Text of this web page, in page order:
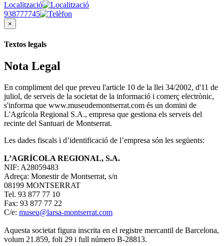
Localització
938777745
×
Textos legals
Nota Legal
En compliment del que preveu l'article 10 de la llei 34/2002, d'11 de
juliol, de serveis de la societat de la informació i comerç electrònic,
s'informa que www.museudemontserrat.com és un domini de
L'Agrícola Regional S.A., empresa que gestiona els serveis del
recinte del Santuari de Montserrat.
Les dades fiscals i d’identificació de l’empresa són les següents:
L’AGRÍCOLA REGIONAL, S.A.
NIF: A28059483
Adreça: Monestir de Montserrat, s/n
08199 MONTSERRAT
Tel. 93 877 77 10
Fax: 93 877 77 22
C/e: museu@larsa-montserrat.com
Aquesta societat figura inscrita en el registre mercantil de Barcelona,
volum 21.859, foli 29 i full número B-28813.